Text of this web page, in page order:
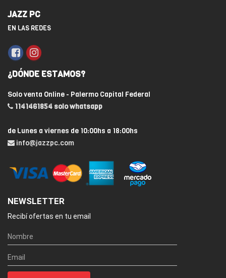
JAZZ PC
EN LAS REDES
¿DÓNDE ESTAMOS?
Solo venta Online - Palermo Capital Federal
1141461854 solo whatsapp
de Lunes a viernes de 10:00hs a 18:00hs
info@jazzpc.com
NEWSLETTER
Recibí ofertas en tu email